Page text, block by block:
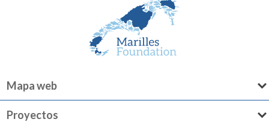
Mapa web
Proyectos